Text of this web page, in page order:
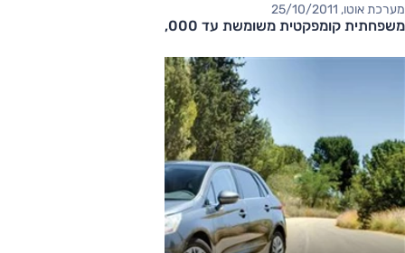
מערכת אוטו, 25/10/2011
משפחתית קומפקטית משומשת עד 50,000 שקל